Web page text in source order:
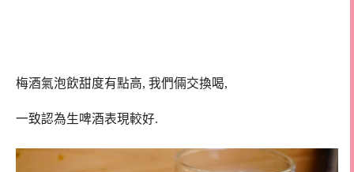
梅酒氣泡飲甜度有點高, 我們倆交換喝,
一致認為生啤酒表現較好.